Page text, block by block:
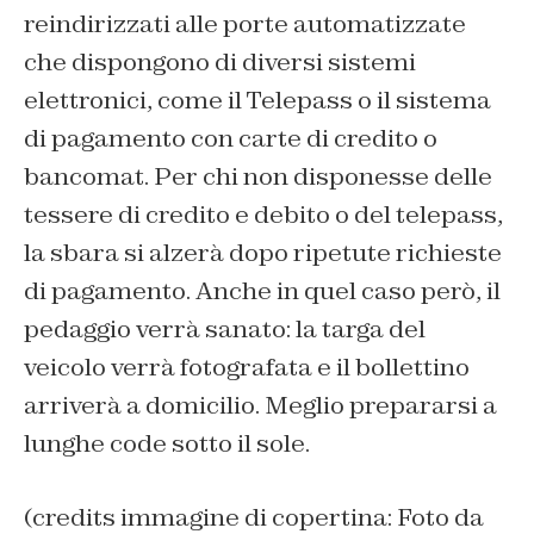
reindirizzati alle porte automatizzate
che dispongono di diversi sistemi
elettronici, come il Telepass o il sistema
di pagamento con carte di credito o
bancomat. Per chi non disponesse delle
tessere di credito e debito o del telepass,
la sbara si alzerà dopo ripetute richieste
di pagamento. Anche in quel caso però, il
pedaggio verrà sanato: la targa del
veicolo verrà fotografata e il bollettino
arriverà a domicilio. Meglio prepararsi a
lunghe code sotto il sole.
(credits immagine di copertina: Foto da